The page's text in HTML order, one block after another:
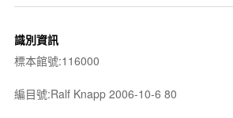
識別資訊
標本館號:116000
編目號:Ralf Knapp 2006-10-6 80